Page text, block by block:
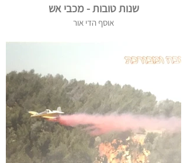
שנות טובות - מכבי אש
אוסף הדי אור